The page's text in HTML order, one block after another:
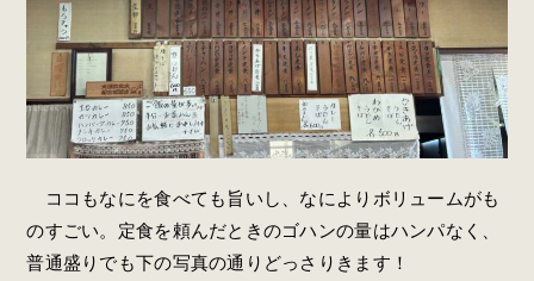
ココもなにを食べても旨いし、なによりボリュームがも
のすごい。定食を頼んだときのゴハンの量はハンパなく、
普通盛りでも下の写真の通りどっさりきます！